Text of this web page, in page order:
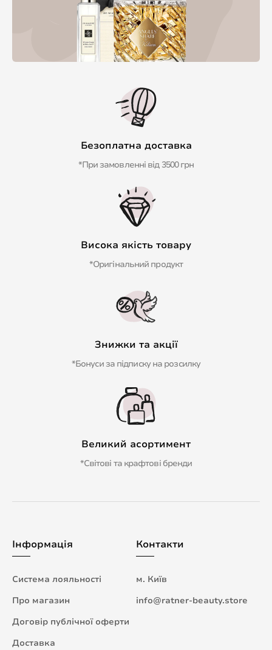
Безоплатна доставка
*При замовленні від 3500 грн
Висока якість товару
*Оригінальний продукт
Знижки та акції
*Бонуси за підписку на розсилку
Великий асортимент
*Світові та крафтові бренди
Інформація
Система лояльності
Про магазин
Договір публічної оферти
Доставка
Контакти
м. Київ
info@ratner-beauty.store